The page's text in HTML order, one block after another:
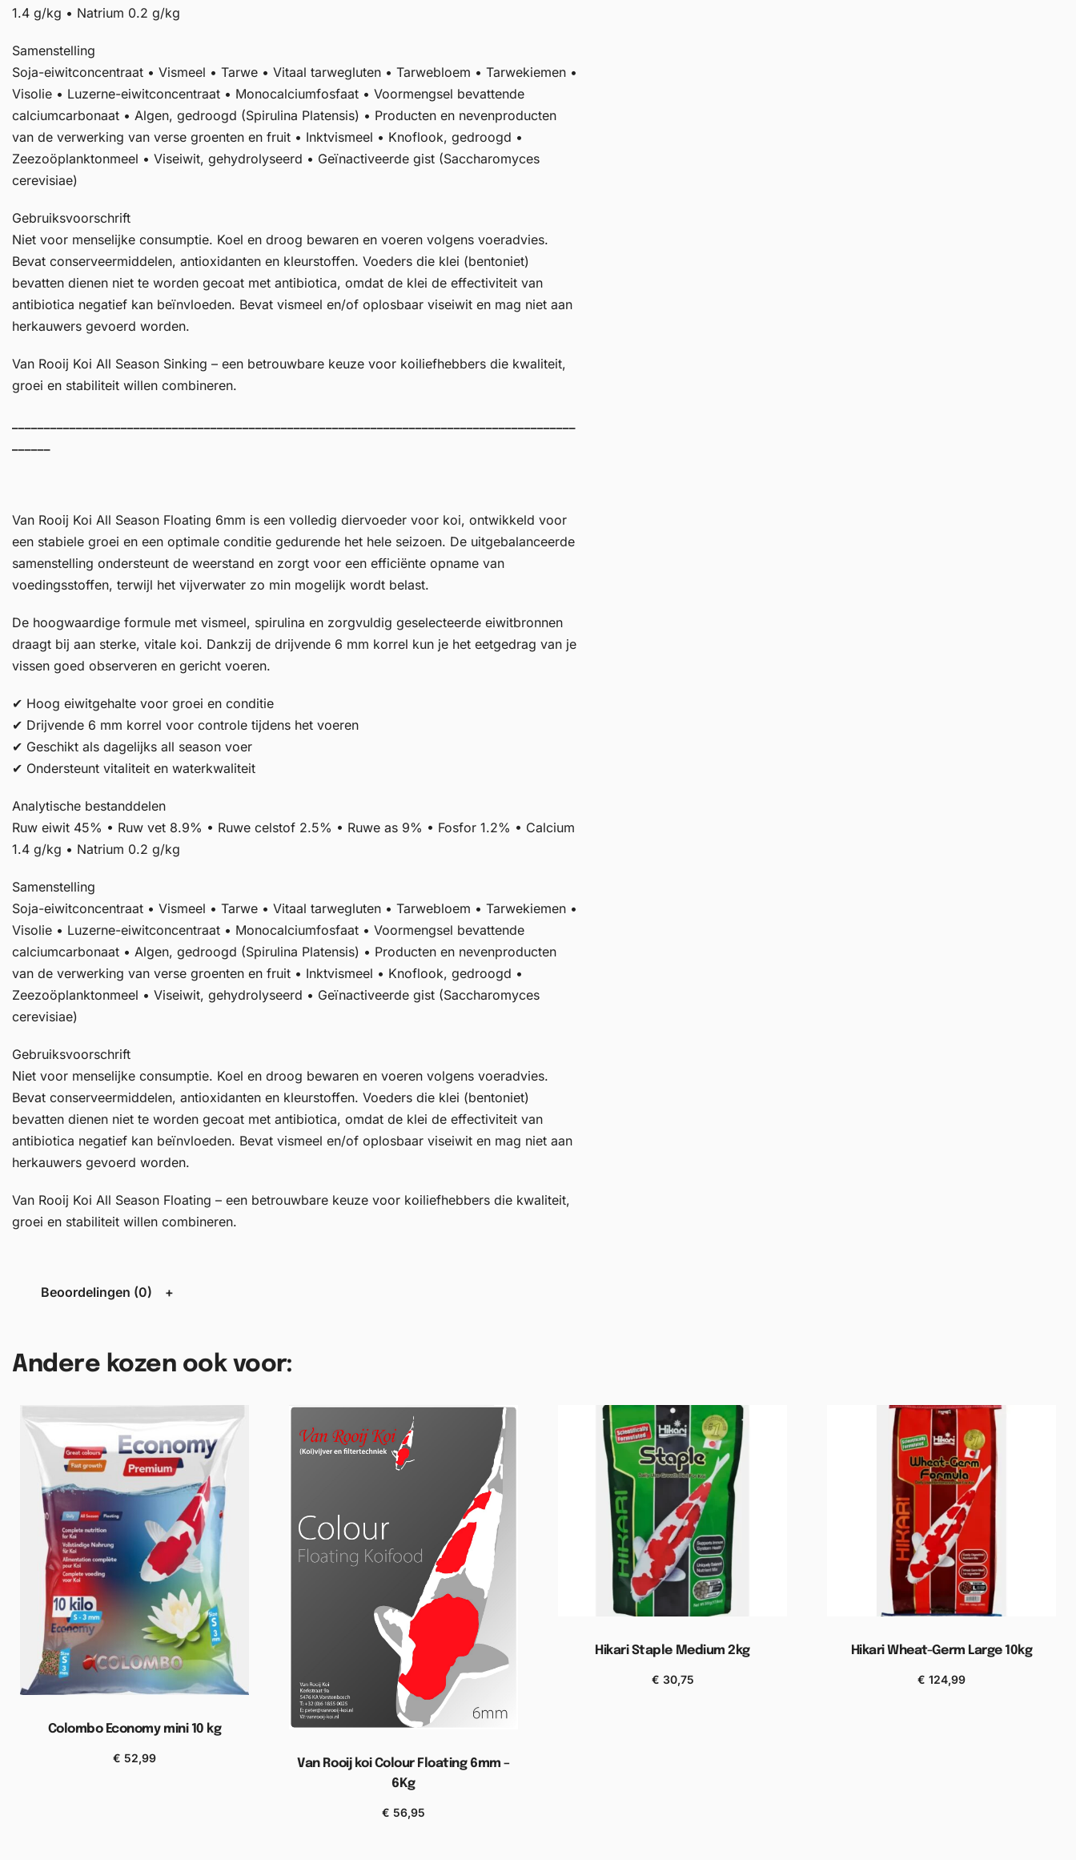
1.4 g/kg • Natrium 0.2 g/kg
Samenstelling
Soja-eiwitconcentraat • Vismeel • Tarwe • Vitaal tarwegluten • Tarwebloem • Tarwekiemen •
Visolie • Luzerne-eiwitconcentraat • Monocalciumfosfaat • Voormengsel bevattende
calciumcarbonaat • Algen, gedroogd (Spirulina Platensis) • Producten en nevenproducten
van de verwerking van verse groenten en fruit • Inktvismeel • Knoflook, gedroogd •
Zeezoöplanktonmeel • Viseiwit, gehydrolyseerd • Geïnactiveerde gist (Saccharomyces
cerevisiae)
Gebruiksvoorschrift
Niet voor menselijke consumptie. Koel en droog bewaren en voeren volgens voeradvies.
Bevat conserveermiddelen, antioxidanten en kleurstoffen. Voeders die klei (bentoniet)
bevatten dienen niet te worden gecoat met antibiotica, omdat de klei de effectiviteit van
antibiotica negatief kan beïnvloeden. Bevat vismeel en/of oplosbaar viseiwit en mag niet aan
herkauwers gevoerd worden.
Van Rooij Koi All Season Sinking – een betrouwbare keuze voor koiliefhebbers die kwaliteit,
groei en stabiliteit willen combineren.
Van Rooij Koi All Season Floating 6mm is een volledig diervoeder voor koi, ontwikkeld voor
een stabiele groei en een optimale conditie gedurende het hele seizoen. De uitgebalanceerde
samenstelling ondersteunt de weerstand en zorgt voor een efficiënte opname van
voedingsstoffen, terwijl het vijverwater zo min mogelijk wordt belast.
De hoogwaardige formule met vismeel, spirulina en zorgvuldig geselecteerde eiwitbronnen
draagt bij aan sterke, vitale koi. Dankzij de drijvende 6 mm korrel kun je het eetgedrag van je
vissen goed observeren en gericht voeren.
✔ Hoog eiwitgehalte voor groei en conditie
✔ Drijvende 6 mm korrel voor controle tijdens het voeren
✔ Geschikt als dagelijks all season voer
✔ Ondersteunt vitaliteit en waterkwaliteit
Analytische bestanddelen
Ruw eiwit 45% • Ruw vet 8.9% • Ruwe celstof 2.5% • Ruwe as 9% • Fosfor 1.2% • Calcium
1.4 g/kg • Natrium 0.2 g/kg
Samenstelling
Soja-eiwitconcentraat • Vismeel • Tarwe • Vitaal tarwegluten • Tarwebloem • Tarwekiemen •
Visolie • Luzerne-eiwitconcentraat • Monocalciumfosfaat • Voormengsel bevattende
calciumcarbonaat • Algen, gedroogd (Spirulina Platensis) • Producten en nevenproducten
van de verwerking van verse groenten en fruit • Inktvismeel • Knoflook, gedroogd •
Zeezoöplanktonmeel • Viseiwit, gehydrolyseerd • Geïnactiveerde gist (Saccharomyces
cerevisiae)
Gebruiksvoorschrift
Niet voor menselijke consumptie. Koel en droog bewaren en voeren volgens voeradvies.
Bevat conserveermiddelen, antioxidanten en kleurstoffen. Voeders die klei (bentoniet)
bevatten dienen niet te worden gecoat met antibiotica, omdat de klei de effectiviteit van
antibiotica negatief kan beïnvloeden. Bevat vismeel en/of oplosbaar viseiwit en mag niet aan
herkauwers gevoerd worden.
Van Rooij Koi All Season Floating – een betrouwbare keuze voor koiliefhebbers die kwaliteit,
groei en stabiliteit willen combineren.
Beoordelingen (0)
Andere kozen ook voor:
Colombo Economy mini 10 kg
€ 52,99
Van Rooij koi Colour Floating 6mm –
6Kg
€ 56,95
Hikari Staple Medium 2kg
€ 30,75
Hikari Wheat-Germ Large 10kg
€ 124,99